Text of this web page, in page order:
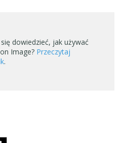
dowiedzieć, jak używać
Image? Przeczytaj
.